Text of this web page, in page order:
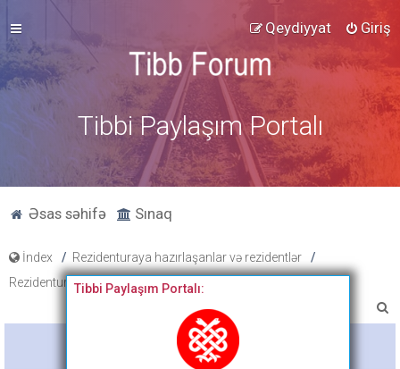
Giriş
Qeydiyyat
Tibbi Paylaşım Portalı
Əsas səhifə Sınaq
İndex
Rezidenturaya hazırlaşanlar və rezidentlər
Rezidentura hazırlıq materialları
Bitdi
Tibbi Paylaşım Portalı: